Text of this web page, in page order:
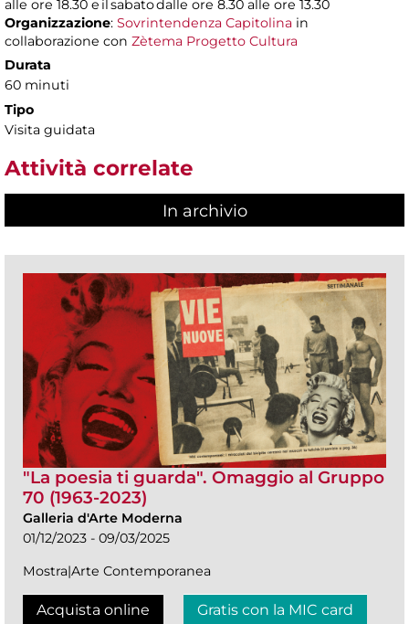
alle ore 18.30 e il sabato dalle ore 8.30 alle ore 13.30
Organizzazione: Sovrintendenza Capitolina in
collaborazione con Zètema Progetto Cultura
Durata
60 minuti
Tipo
Visita guidata
Attività correlate
In archivio
"La poesia ti guarda". Omaggio al Gruppo
70 (1963-2023)
Galleria d'Arte Moderna
01/12/2023 - 09/03/2025
Mostra|Arte Contemporanea
Acquista online Gratis con la MIC card